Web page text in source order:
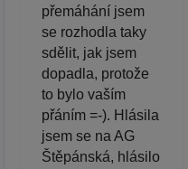
přemáhání jsem
se rozhodla taky
sdělit, jak jsem
dopadla, protože
to bylo vaším
přáním =-). Hlásila
jsem se na AG
Štěpánská, hlásilo